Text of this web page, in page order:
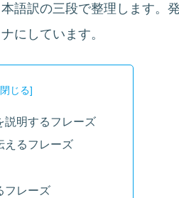
語訳の三段で整理します。
にしています。
説明するフレーズ
えるフレーズ
フレーズ